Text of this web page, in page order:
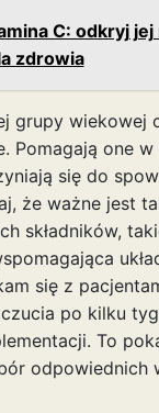
C: odkryj jej
zdrowia
grupy wiekowej
Pomagają one
się do
że ważne jest
składników,
się z
po kilku
To
odpowiednich